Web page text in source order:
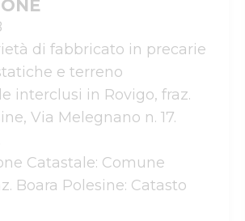
di fabbricato in precarie
e terreno
interclusi in Rovigo, fraz.
Via Melegnano n. 17.
Catastale: Comune
Boara Polesine: Catasto